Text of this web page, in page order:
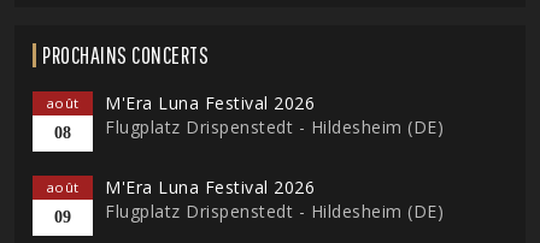
PROCHAINS CONCERTS
août
08
M'Era Luna Festival 2026
Flugplatz Drispenstedt - Hildesheim (DE)
août
09
M'Era Luna Festival 2026
Flugplatz Drispenstedt - Hildesheim (DE)